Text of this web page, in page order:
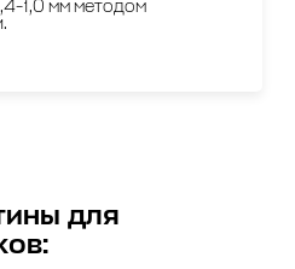
1,0 мм методом
для
: